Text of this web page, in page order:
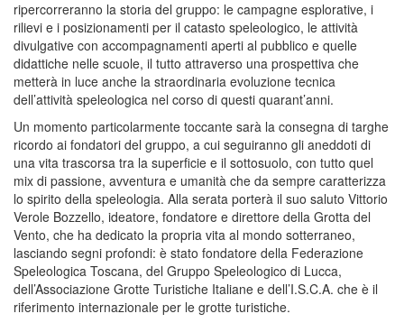
ripercorreranno la storia del gruppo: le campagne esplorative, i
rilievi e i posizionamenti per il catasto speleologico, le attività
divulgative con accompagnamenti aperti al pubblico e quelle
didattiche nelle scuole, il tutto attraverso una prospettiva che
metterà in luce anche la straordinaria evoluzione tecnica
dell’attività speleologica nel corso di questi quarant’anni.
Un momento particolarmente toccante sarà la consegna di targhe
ricordo ai fondatori del gruppo, a cui seguiranno gli aneddoti di
una vita trascorsa tra la superficie e il sottosuolo, con tutto quel
mix di passione, avventura e umanità che da sempre caratterizza
lo spirito della speleologia. Alla serata porterà il suo saluto Vittorio
Verole Bozzello, ideatore, fondatore e direttore della Grotta del
Vento, che ha dedicato la propria vita al mondo sotterraneo,
lasciando segni profondi: è stato fondatore della Federazione
Speleologica Toscana, del Gruppo Speleologico di Lucca,
dell’Associazione Grotte Turistiche Italiane e dell’I.S.C.A. che è il
riferimento internazionale per le grotte turistiche.